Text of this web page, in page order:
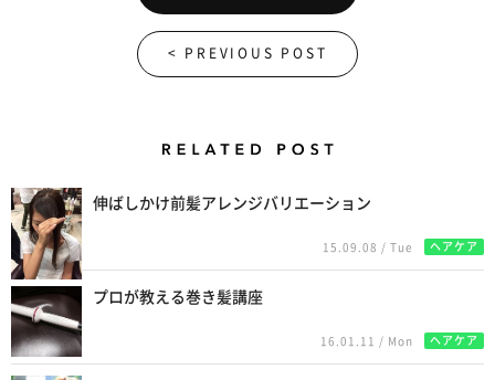
< PREVIOUS POST
伸ばしかけ前髪アレンジバリエーション
15.09.08 / Tue ヘアケア
プロが教える巻き髪講座
16.01.11 / Mon ヘアケア